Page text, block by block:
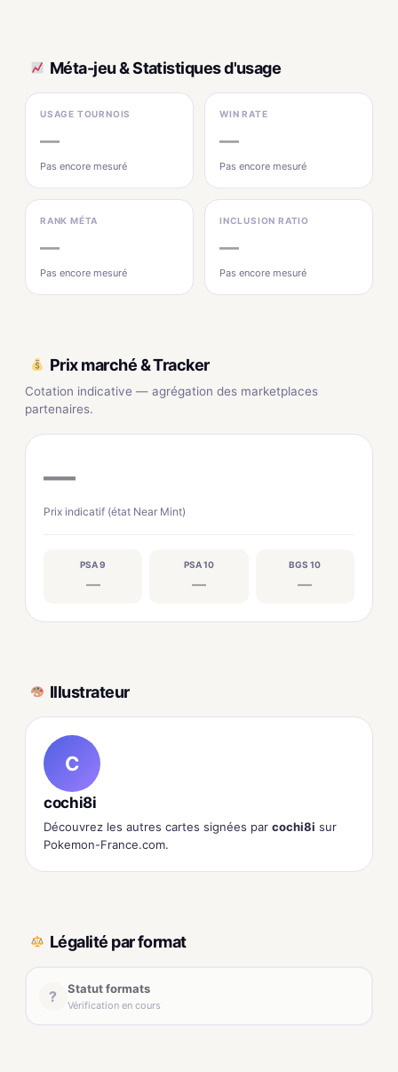
Méta-jeu & Statistiques d'usage
USAGE TOURNOIS
—
Pas encore mesuré
WIN RATE
—
Pas encore mesuré
RANK MÉTA
—
Pas encore mesuré
INCLUSION RATIO
—
Pas encore mesuré
Prix marché & Tracker
Cotation indicative — agrégation des marketplaces
partenaires.
—
Prix indicatif (état Near Mint)
PSA 9
—
PSA 10
—
BGS 10
—
Illustrateur
C
cochi8i
Découvrez les autres cartes signées par cochi8i sur
Pokemon-France.com.
Légalité par format
? Statut formats
Vérification en cours